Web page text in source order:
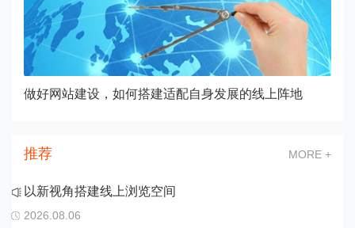
做好网站建设，如何搭建适配自身发展的线上阵地
推荐 MORE +
以新视角搭建线上浏览空间
2026.08.06